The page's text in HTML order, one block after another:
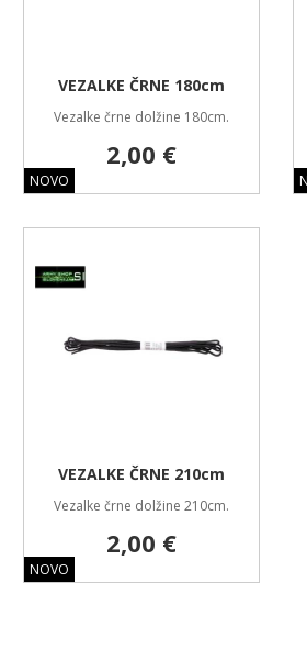
NOVO
VEZALKE ČRNE 180cm
Vezalke črne dolžine 180cm.
2,00 €
NOVO
VEZALKE ČRNE 210cm
Vezalke črne dolžine 210cm.
2,00 €